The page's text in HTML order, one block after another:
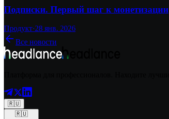
Подписки. Первый шаг к монетизации
Продукт·28 янв. 2026
Все новости
🇷🇺
🇷🇺